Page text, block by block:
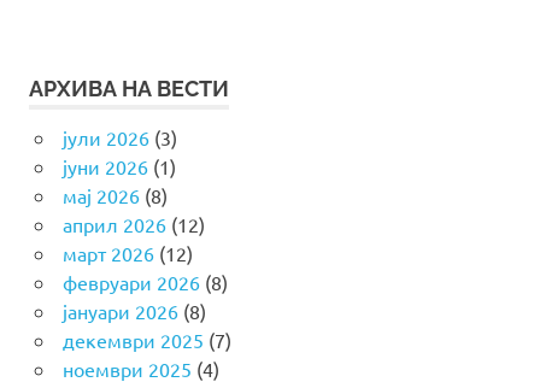
АРХИВА НА ВЕСТИ
јули 2026(3)
јуни 2026(1)
мај 2026(8)
април 2026(12)
март 2026(12)
февруари 2026(8)
јануари 2026(8)
декември 2025 (7)
ноември 2025 (4)